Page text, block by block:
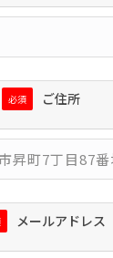
必須 ご住所
メールアドレス